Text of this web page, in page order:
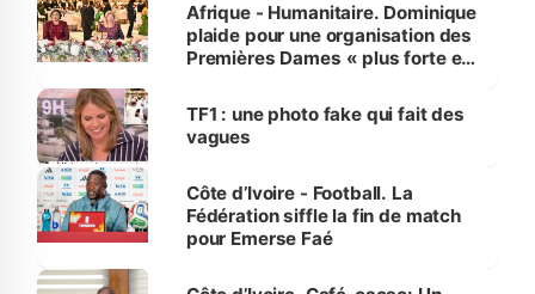
Afrique - Humanitaire. Dominique
plaide pour une organisation des
Premières Dames « plus forte et
sur la scène internationale »
TF1 : une photo fake qui fait des
vagues
Côte d’Ivoire - Football. La
Fédération siffle la fin de match
pour Emerse Faé